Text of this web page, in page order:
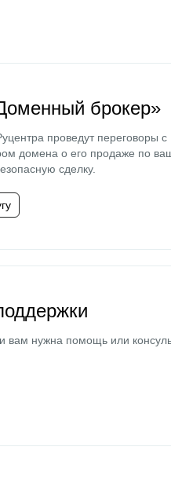
брокер»
проведут переговоры с
домена о его продаже по
сделку.
вам нужна помощь или